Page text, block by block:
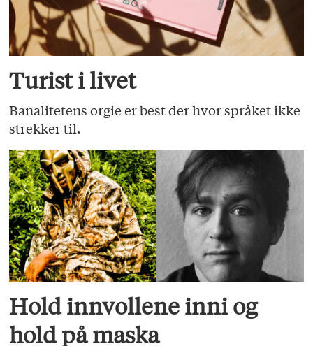
Turist i livet
Banalitetens orgie er best der hvor språket ikke
strekker til.
Hold innvollene inni og
hold på maska